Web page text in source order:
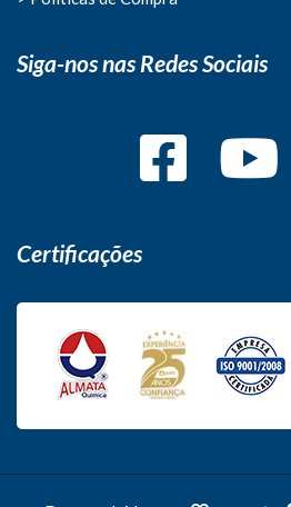
Siga-nos nas Redes Sociais
Certificações